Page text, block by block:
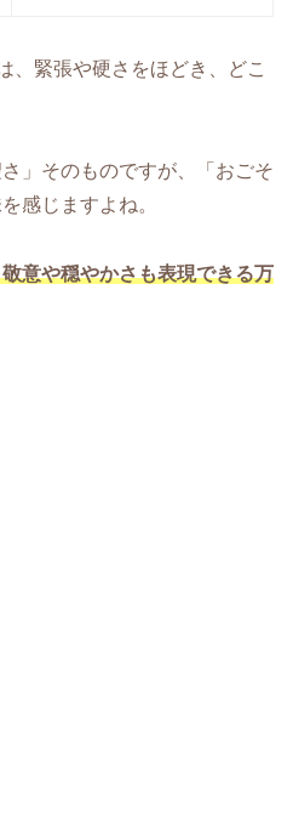
、緊張や硬さをほどき、どこ
」そのものですが、「おごそ
感じますよね。
意や穏やかさも表現できる万